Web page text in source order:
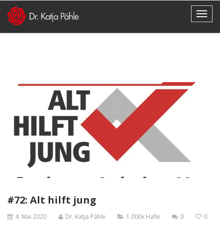
#72: Alt hilft jung
4. Mai 2020 Dr. Katja Pähle 1.000x Halle 0 0